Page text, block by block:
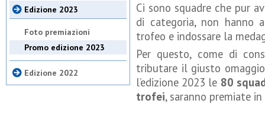
Edizione 2023
Foto premiazioni
Promo edizione 2023
Edizione 2022
Ci sono squadre che pur
di categoria, non hanno
trofeo e indossare la
Per questo, come di
tributare il giusto
l’edizione 2023 le 80
trofei, saranno premiate in